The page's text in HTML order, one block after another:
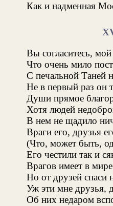
Как и надменная
Вы согласитесь, мой
Что очень мило
С печальной Таней
Не в первый раз он
Души прямое
Хотя людей
В нем не щадило
Враги его, друзья
(Что, может быть,
Его честили так и
Врагов имеет в
Но от друзей спаси
Уж эти мне друзья,
Об них недаром